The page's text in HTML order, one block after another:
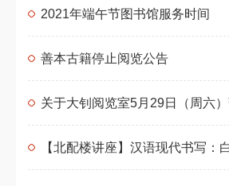
2021年端午节图书馆服务时间
善本古籍停止阅览公告